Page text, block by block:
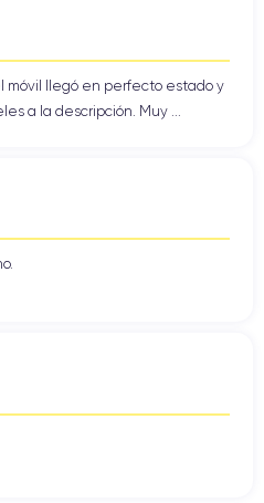
móvil llegó en perfecto estado y
a la descripción. Muy ...